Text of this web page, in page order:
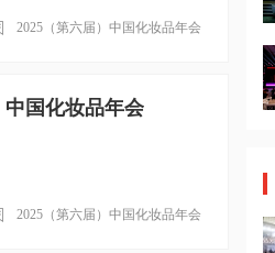
2025（第六届）中国化妆品年会
国化妆品年会
2025（第六届）中国化妆品年会